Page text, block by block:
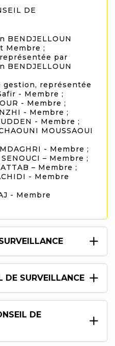
DE
BENDJELLOUN
Membre ;
par
BENDJELLOUN
gestion, représentée
- Membre ;
- Membre ;
- Membre ;
- Membre ;
MOUSSAOUI
- Membre ;
– Membre ;
– Membre ;
- Membre
- Membre
DE SURVEILLANCE
DE